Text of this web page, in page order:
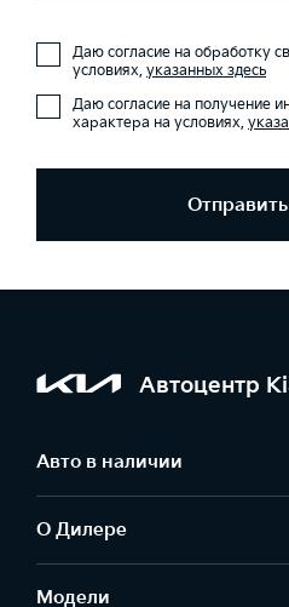
Даю согласие на обработку
условиях, указанных здесь
Даю согласие на получение
характера на условиях,
Автоцентр
Авто в наличии
О Дилере
Модели